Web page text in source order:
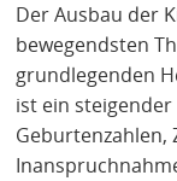
Der Ausbau der
bewegendsten
grundlegenden
ist ein
Geburtenzahlen,